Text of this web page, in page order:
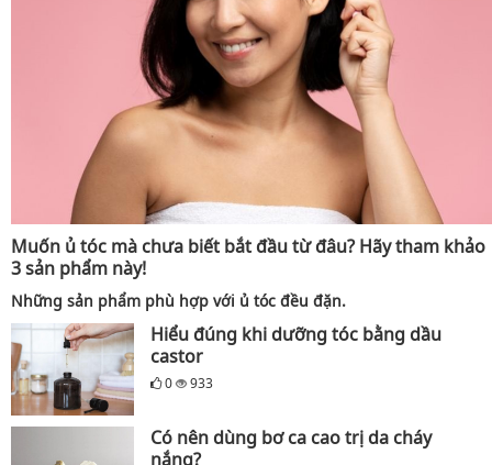
Muốn ủ tóc mà chưa biết bắt đầu từ đâu? Hãy tham khảo
3 sản phẩm này!
Những sản phẩm phù hợp với ủ tóc đều đặn.
Hiểu đúng khi dưỡng tóc bằng dầu
castor
0 933
Có nên dùng bơ ca cao trị da cháy
nắng?